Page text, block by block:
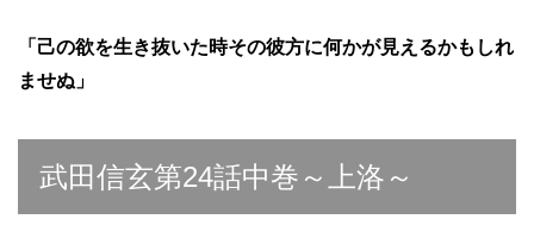
「己の欲を生き抜いた時その彼方に何かが見えるかもしれ
ませぬ」
武田信玄第24話中巻～上洛～